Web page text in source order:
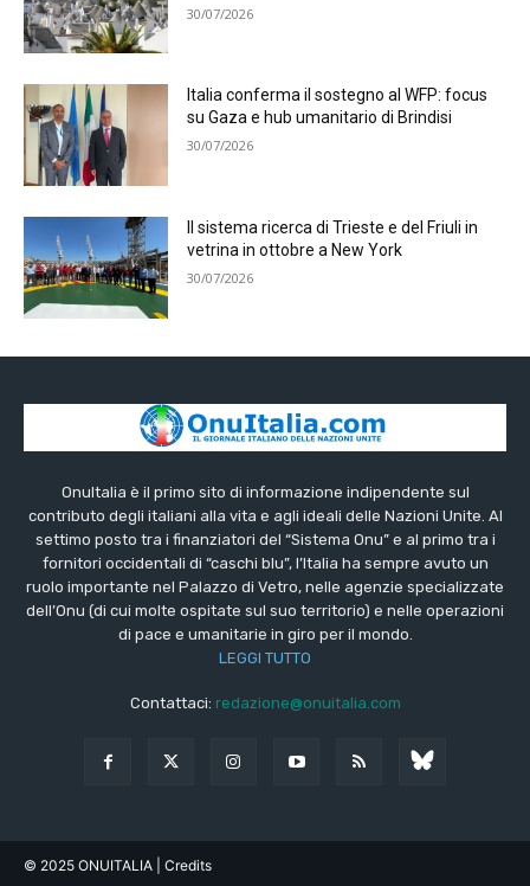
30/07/2026
Italia conferma il sostegno al WFP: focus
su Gaza e hub umanitario di Brindisi
30/07/2026
Il sistema ricerca di Trieste e del Friuli in
vetrina in ottobre a New York
30/07/2026
OnuItalia è il primo sito di informazione indipendente sul
contributo degli italiani alla vita e agli ideali delle Nazioni Unite. Al
settimo posto tra i finanziatori del “Sistema Onu” e al primo tra i
fornitori occidentali di “caschi blu”, l’Italia ha sempre avuto un
ruolo importante nel Palazzo di Vetro, nelle agenzie specializzate
dell’Onu (di cui molte ospitate sul suo territorio) e nelle operazioni
di pace e umanitarie in giro per il mondo.
LEGGI TUTTO
Contattaci: redazione@onuitalia.com
© 2025 ONUITALIA | Credits